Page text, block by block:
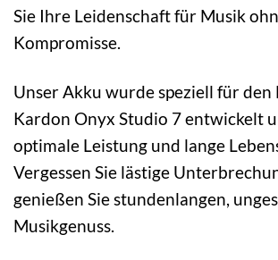
Sie Ihre Leidenschaft für Musik
Kompromisse.
Unser Akku wurde speziell für den
Kardon Onyx Studio 7 entwickelt
optimale Leistung und lange
Vergessen Sie lästige
genießen Sie stundenlangen,
Musikgenuss.